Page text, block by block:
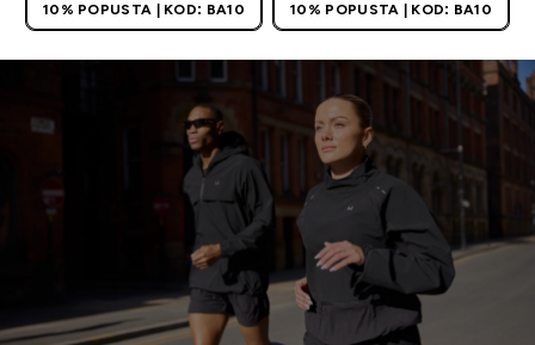
10% POPUSTA | KOD: BA10 10% POPUSTA | KOD: BA10